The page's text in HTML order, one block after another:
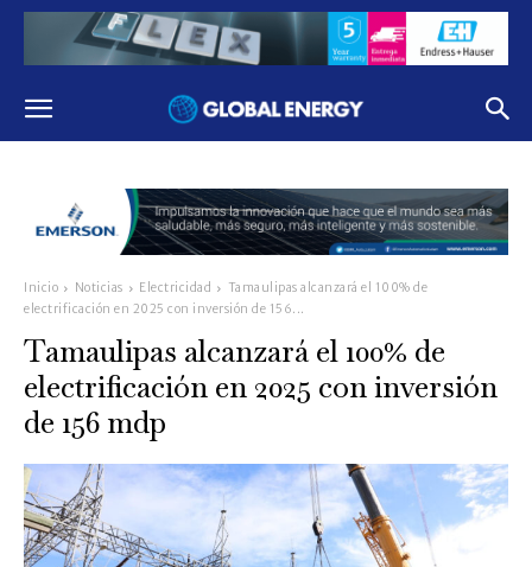
Inicio Noticias Electricidad
Tamaulipas alcanzará el 100% de
electrificación en 2025 con inversión de 156...
Tamaulipas alcanzará el 100% de
electrificación en 2025 con inversión
de 156 mdp